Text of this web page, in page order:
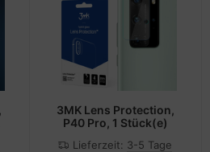
3MK Lens Protection,
P40 Pro, 1 Stück(e)
Lieferzeit: 3-5 Tage